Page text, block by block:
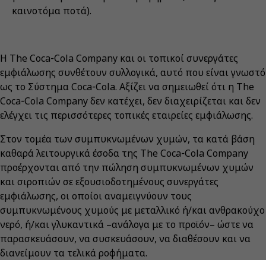
καινοτόμα ποτά).
Η The Coca‑Cola Company και οι τοπικοί συνεργάτες
εμφιάλωσης συνθέτουν συλλογικά, αυτό που είναι γνωστό
ως το Σύστημα Coca‑Cola. Αξίζει να σημειωθεί ότι η The
Coca‑Cola Company δεν κατέχει, δεν διαχειρίζεται και δεν
ελέγχει τις περισσότερες τοπικές εταιρείες εμφιάλωσης.
Στον τομέα των συμπυκνωμένων χυμών, τα κατά βάση
καθαρά λειτουργικά έσοδα της The Coca‑Cola Company
προέρχονται από την πώληση συμπυκνωμένων χυμών
και σιροπιών σε εξουσιοδοτημένους συνεργάτες
εμφιάλωσης, οι οποίοι αναμειγνύουν τους
συμπυκνωμένους χυμούς με μεταλλικό ή/και ανθρακούχο
νερό, ή/και γλυκαντικά –ανάλογα με το προϊόν– ώστε να
παρασκευάσουν, να συσκευάσουν, να διαθέσουν και να
διανείμουν τα τελικά ροφήματα.